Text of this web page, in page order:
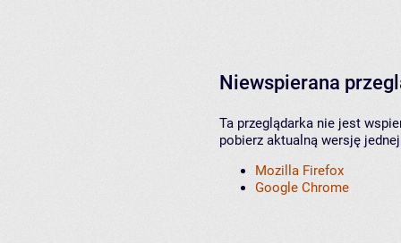
Niewspierana
Ta przeglądarka nie jest
pobierz aktualną wersję
Mozilla Firefox
Google Chrome